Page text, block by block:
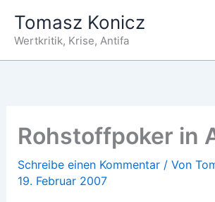
Inhalt
springen
Tomasz Konicz
Wertkritik, Krise, Antifa
Rohstoffpoker in
Schreibe einen Kommentar / Von
19. Februar 2007